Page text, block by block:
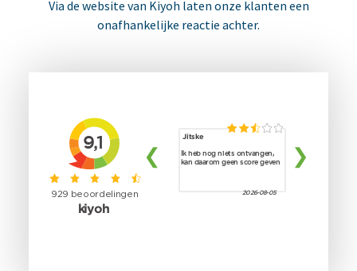
Via de website van Kiyoh laten onze klanten een
onafhankelijke reactie achter.